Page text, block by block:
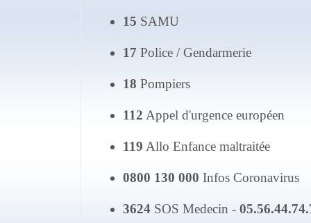
15 SAMU
17 Police / Gendarmerie
18 Pompiers
112 Appel d'urgence européen
119 Allo Enfance maltraitée
0800 130 000 Infos Coronavirus
3624 SOS Medecin -